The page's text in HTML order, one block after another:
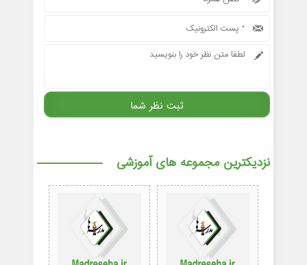
نزدیکترین مجموعه های آموزشی